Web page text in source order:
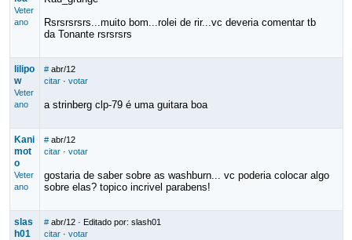
Veter
ano
Rsrsrsrsrs...muito bom...rolei de rir...vc deveria comentar tb
da Tonante rsrsrsrs
lilipo
w
Veter
ano
# abr/12
citar· votar
a strinberg clp-79 é uma guitara boa
Kani
mot
o
Veter
ano
# abr/12
citar· votar
gostaria de saber sobre as washburn... vc poderia colocar algo
sobre elas? topico incrivel parabens!
slas
h01
# abr/12· Editado por: slash01
citar· votar